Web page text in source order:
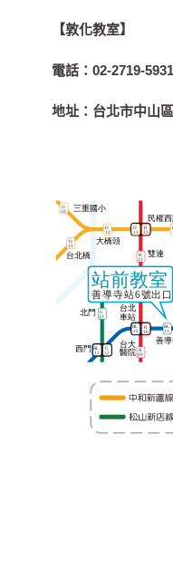
【敦化教室】
電話：02-2719-5931
地址： 台北市中山